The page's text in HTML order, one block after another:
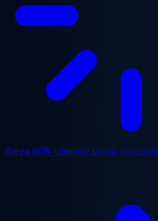
Sleva 50% všechny plány,